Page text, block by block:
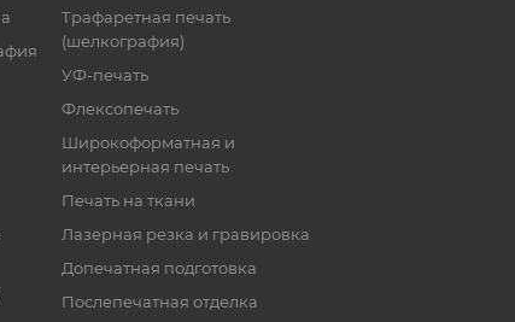
Трафаретная печать
(шелкография)
УФ-печать
Флексопечать
Широкоформатная и
интерьерная печать
Печать на ткани
Лазерная резка и гравировка
Допечатная подготовка
Послепечатная отделка